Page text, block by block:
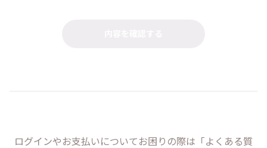
ログインやお支払いについてお困りの際は「よくある質